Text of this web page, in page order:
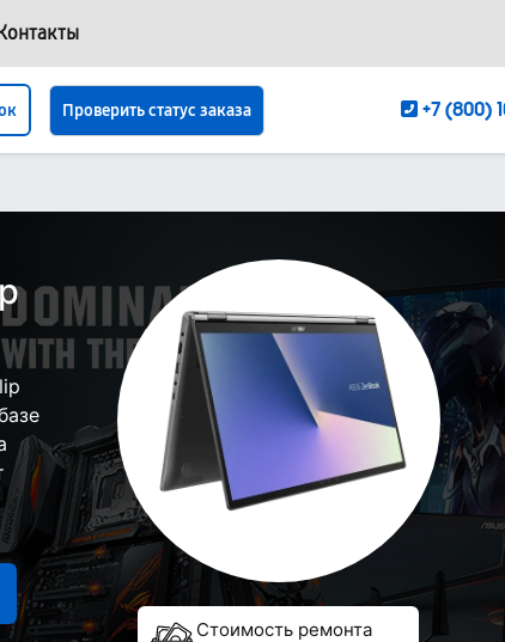
Проверить статус заказа +7 (800)
Стоимость ремонта